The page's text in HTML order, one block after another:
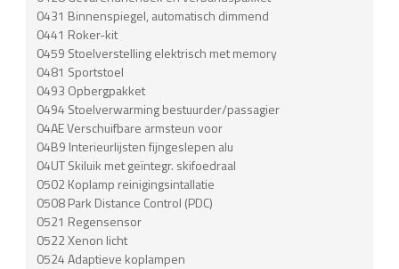
0431 Binnenspiegel, automatisch dimmend
0441 Roker-kit
0459 Stoelverstelling elektrisch met memory
0481 Sportstoel
0493 Opbergpakket
0494 Stoelverwarming bestuurder/passagier
04AE Verschuifbare armsteun voor
04B9 Interieurlijsten fijngeslepen alu
04UT Skiluik met geïntegr. skifoedraal
0502 Koplamp reinigingsintallatie
0508 Park Distance Control (PDC)
0521 Regensensor
0522 Xenon licht
0524 Adaptieve koplampen